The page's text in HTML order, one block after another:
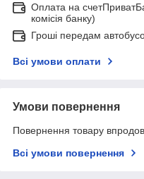
Оплата на
комісія банку)
Гроші передам
Всі умови оплати
Умови повернення
Повернення товару
Всі умови повернення